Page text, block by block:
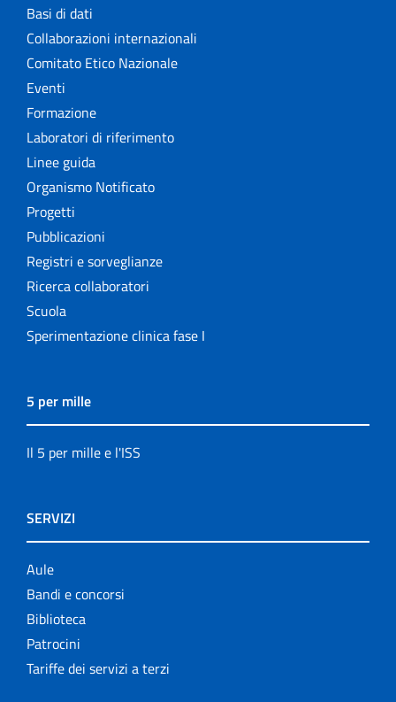
Basi di dati
Collaborazioni internazionali
Comitato Etico Nazionale
Eventi
Formazione
Laboratori di riferimento
Linee guida
Organismo Notificato
Progetti
Pubblicazioni
Registri e sorveglianze
Ricerca collaboratori
Scuola
Sperimentazione clinica fase I
5 per mille
Il 5 per mille e l'ISS
SERVIZI
Aule
Bandi e concorsi
Biblioteca
Patrocini
Tariffe dei servizi a terzi